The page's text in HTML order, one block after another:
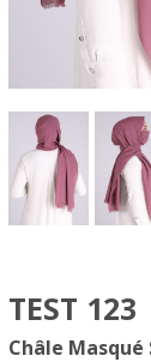
TEST 123
Châle Masqué